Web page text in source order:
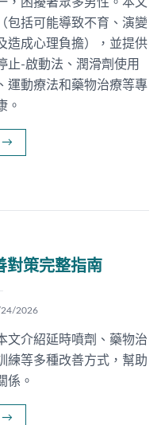
包括可能導致不育、演變
造成心理負擔），並提供
止-啟動法、潤滑劑使用
運動療法和藥物治療等專
。
→
對策完整指南
2026
文介紹延時噴劑、藥物治
練等多種改善方式，幫助
係。
→